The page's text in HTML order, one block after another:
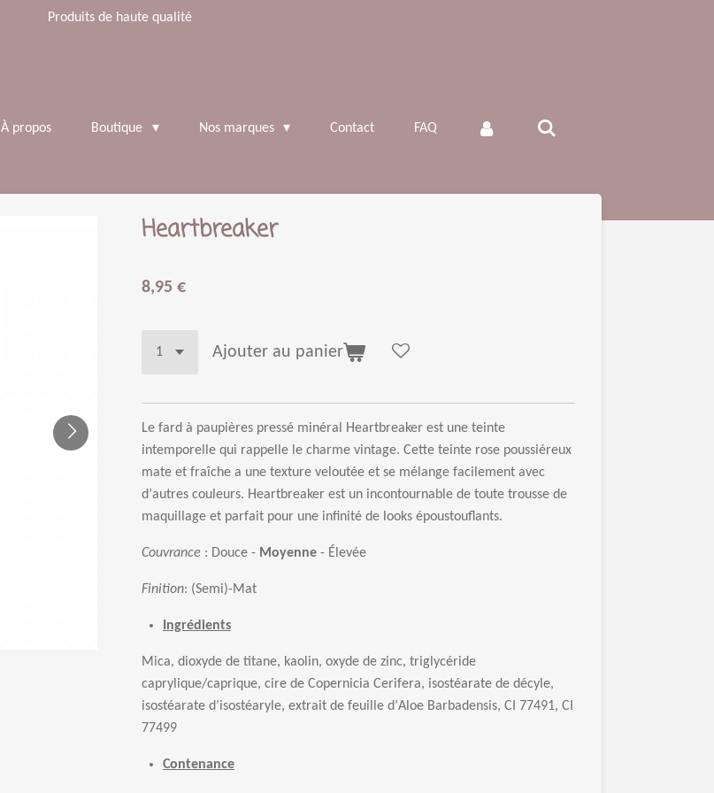
Produits de haute qualité
À propos Boutique Nos marques Contact FAQ
Heartbreaker
8,95 €
Ajouter au panier
Le fard à paupières pressé minéral Heartbreaker est une teinte
intemporelle qui rappelle le charme vintage. Cette teinte rose poussiéreux
mate et fraîche a une texture veloutée et se mé lange facilement avec
d’autres couleurs. Heartbreaker est un incontournable de toute trousse de
maquillage et parfait pour une infinité de looks époustouflants.
Couvrance : Douce - Moyenne - É levée
Finition: (Semi)-Mat
Ingrédients
Mica, dioxyde de titane, kaolin, oxyde de zinc, triglycéride
caprylique/caprique, cire de Copernicia Cerifera, isostéarate de décyle,
isostéarate d’isostéaryle, extrait de feuille d’Aloe Barbadensis, CI 77491, CI
77499
Contenance